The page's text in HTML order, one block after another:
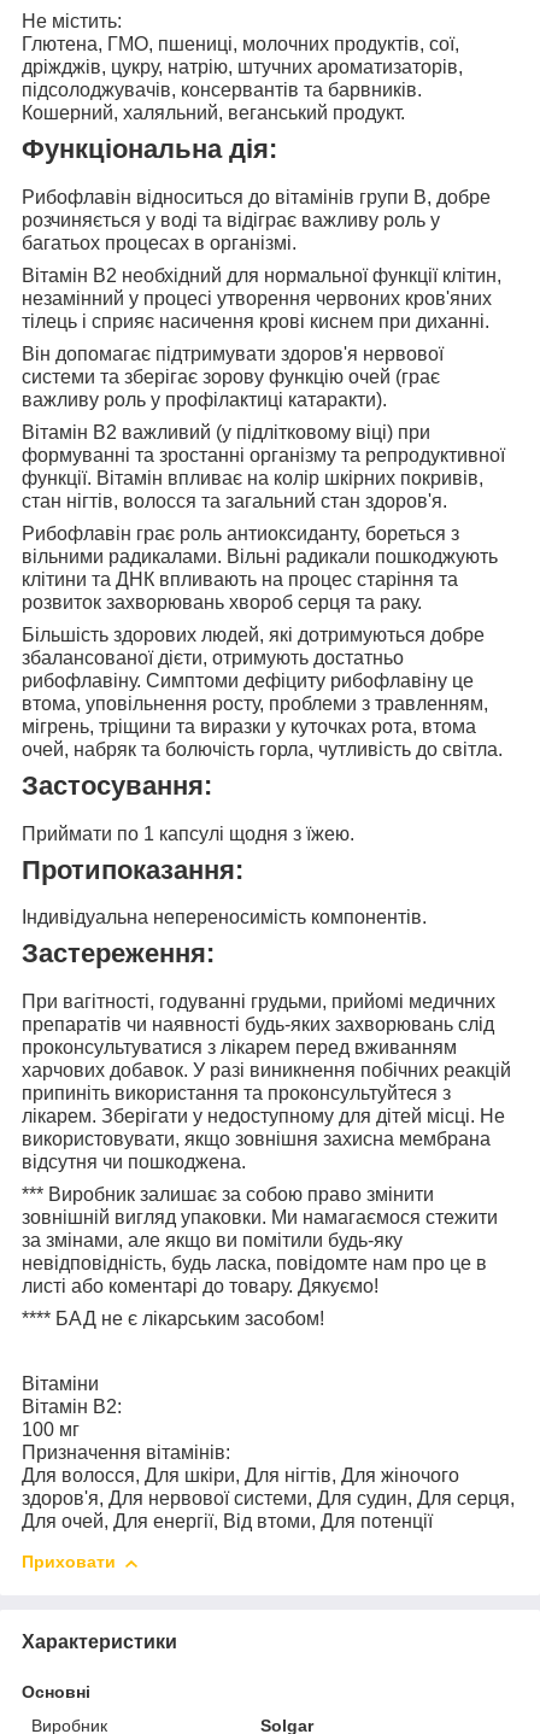
Не містить:
Глютена, ГМО, пшениці, молочних продуктів, сої,
дріжджів, цукру, натрію, штучних ароматизаторів,
підсолоджувачів, консервантів та барвників.
Кошерний, халяльний, веганський продукт.
Функціональна дія:
Рибофлавін відноситься до вітамінів групи В, добре
розчиняється у воді та відіграє важливу роль у
багатьох процесах в організмі.
Вітамін В2 необхідний для нормальної функції клітин,
незамінний у процесі утворення червоних кров'яних
тілець і сприяє насичення крові киснем при диханні.
Він допомагає підтримувати здоров'я нервової
системи та зберігає зорову функцію очей (грає
важливу роль у профілактиці катаракти).
Вітамін В2 важливий (у підлітковому віці) при
формуванні та зростанні організму та репродуктивної
функції. Вітамін впливає на колір шкірних покривів,
стан нігтів, волосся та загальний стан здоров'я.
Рибофлавін грає роль антиоксиданту, бореться з
вільними радикалами. Вільні радикали пошкоджують
клітини та ДНК впливають на процес старіння та
розвиток захворювань хвороб серця та раку.
Більшість здорових людей, які дотримуються добре
збалансованої дієти, отримують достатньо
рибофлавіну. Симптоми дефіциту рибофлавіну це
втома, уповільнення росту, проблеми з травленням,
мігрень, тріщини та виразки у куточках рота, втома
очей, набряк та болючість горла, чутливість до світла.
Застосування:
Приймати по 1 капсулі щодня з їжею.
Протипоказання:
Індивідуальна непереносимість компонентів.
Застереження:
При вагітності, годуванні грудьми, прийомі медичних
препаратів чи наявності будь-яких захворювань слід
проконсультуватися з лікарем перед вживанням
харчових добавок. У разі виникнення побічних реакцій
припиніть використання та проконсультуйтеся з
лікарем. Зберігати у недоступному для дітей місці. Не
використовувати, якщо зовнішня захисна мембрана
відсутня чи пошкоджена.
*** Виробник залишає за собою право змінити
зовнішній вигляд упаковки. Ми намагаємося стежити
за змінами, але якщо ви помітили будь-яку
невідповідність, будь ласка, повідомте нам про це в
листі або коментарі до товару. Дякуємо!
**** БАД не є лікарським засобом!
Вітаміни
Вітамін В2:
100 мг
Призначення вітамінів:
Для волосся, Для шкіри, Для нігтів, Для жіночого
здоров'я, Для нервової системи, Для судин, Для серця,
Для очей, Для енергії, Від втоми, Для потенції
Приховати
Характеристики
Основні
Виробник
Solgar